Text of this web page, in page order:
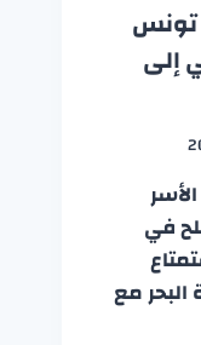
تونس
إلى
في
البحر مع